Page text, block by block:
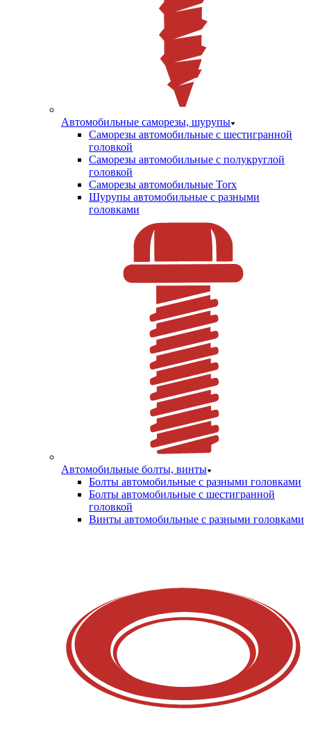
Автомобильные саморезы, шурупы
Саморезы автомобильные с шестигранной
головкой
Саморезы автомобильные с полукруглой
головкой
Саморезы автомобильные Torx
Шурупы автомобильные с разными
головками
Автомобильные болты, винты
Болты автомобильные с разными головками
Болты автомобильные с шестигранной
головкой
Винты автомобильные с разными головками